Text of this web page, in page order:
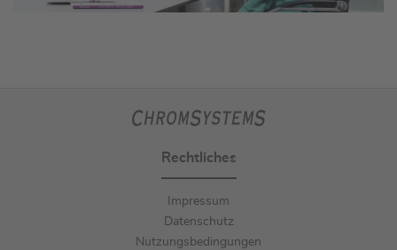
Rechtliches
Impressum
Datenschutz
Nutzungsbedingungen